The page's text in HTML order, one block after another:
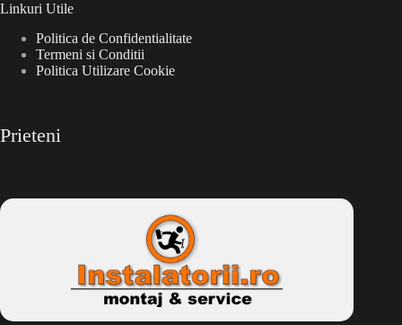
Linkuri Utile
Politica de Confidentialitate
Termeni si Conditii
Politica Utilizare Cookie
Prieteni